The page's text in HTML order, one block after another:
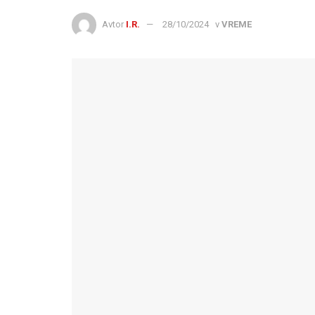
Avtor I.R. 28/10/2024 v VREME